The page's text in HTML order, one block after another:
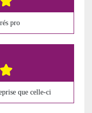
pro
que celle-ci